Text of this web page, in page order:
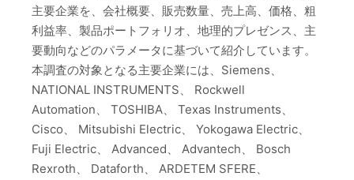
主要企業を、会社概要、販売数量、売上高、価格、粗
利益率、製品ポートフォリオ、地理的プレゼンス、主
要動向などのパラメータに基づいて紹介しています。
本調査の対象となる主要企業には、Siemens、
NATIONAL INSTRUMENTS、 Rockwell
Automation、 TOSHIBA、 Texas Instruments、
Cisco、 Mitsubishi Electric、 Yokogawa Electric、
Fuji Electric、 Advanced、 Advantech、 Bosch
Rexroth、 Dataforth、 ARDETEM SFERE、